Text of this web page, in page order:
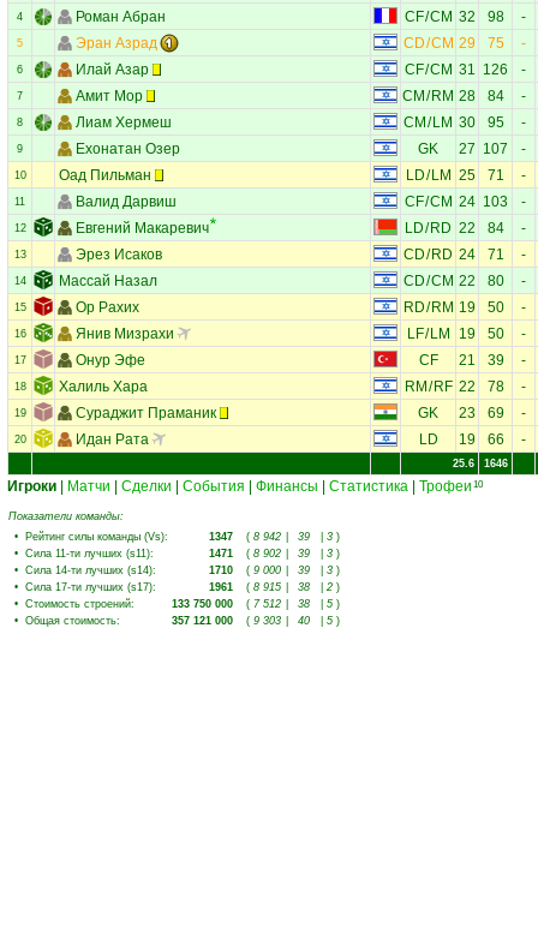
4 Роман Абран CF/CM 32 98 -
5 Эран Азрад CD/CM 29 75 -
6 Илай Азар CF/CM 31 126 -
7 Амит Мор CM / RM 28 84 -
8 Лиам Хермеш CM / LM 30 95 -
9 Ехонатан Озер GK 27 107 -
10 Оад Пильман LD/LM 25 71 -
11 Валид Дарвиш CF/CM 24 103 -
12 Евгений Макаревич LD/ RD 22 84 -
13 Эрез Исаков CD/ RD 24 71 -
14 Массай Назал CD/CM 22 80 -
15 Ор Рахих RD/RM 19 50 -
16 Янив Мизрахи LF/LM 19 50 -
17 Онур Эфе CF 21 39 -
18 Халиль Хара RM /RF 22 78 -
19 Сураджит Праманик GK 23 69 -
20 Идан Рата LD 19 66 -
25.6 1646
Игроки Матчи Сделки События Финансы Статистика Трофеи 10
Показатели команды:
• Рейтинг силы команды (Vs): 1347 ( 8 942 39 3 )
• Сила 11-ти лучших (s11): 1471 ( 8 902 39 3 )
• Сила 14-ти лучших (s14): 1710 ( 9 000 39 3 )
• Сила 17-ти лучших (s17): 1961 ( 8 915 38 2 )
• Стоимость строений: 133 750 000 ( 7 512 38 5 )
• Общая стоимость: 357 121 000 ( 9 303 40 5 )